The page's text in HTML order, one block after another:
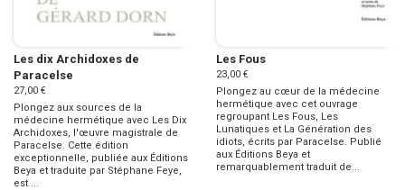
Les dix Archidoxes de
Paracelse
27,00 €
Plongez aux sources de la
médecine hermétique avec Les Dix
Archidoxes, l'œuvre magistrale de
Paracelse. Cette édition
exceptionnelle, publiée aux Éditions
Beya et traduite par Stéphane Feye,
est ...
Les Fous
23,00 €
Plongez au cœur de la médecine
hermétique avec cet ouvrage
regroupant Les Fous, Les
Lunatiques et La Génération des
idiots, écrits par Paracelse. Publié
aux Éditions Beya et
remarquablement traduit de...